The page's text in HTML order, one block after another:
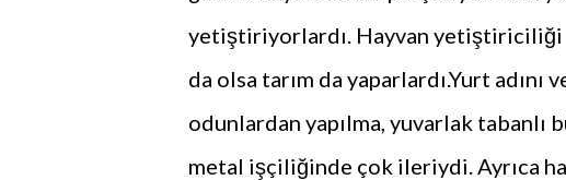
yetiştiriyorlardı. Hayvan yetiştiriciliği
da olsa tarım da yaparlardı.Yurt
odunlardan yapılma, yuvarlak
metal işçiliğinde çok ileriydi. Ayrıca